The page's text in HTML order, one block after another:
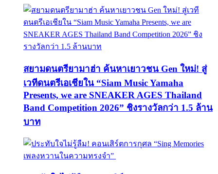
สยามดนตรียามาฮ่า ค้นหาเยาวชน Gen ใหม่! สู่
เวทีดนตรีเอเชียใน “Siam Music Yamaha
Presents, we are SNEAKER AGES Thailand
Band Competition 2026” ชิงรางวัลกว่า 1.5 ล้าน
บาท